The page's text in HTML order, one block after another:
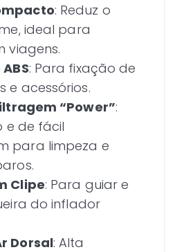
: Reduz o
ideal para
viagens.
: Para fixação de
e acessórios.
“Power”:
e de fácil
para limpeza e
Clipe: Para guiar e
do inflador
Dorsal: Alta